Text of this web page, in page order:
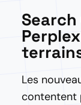
Search
Les
contentent